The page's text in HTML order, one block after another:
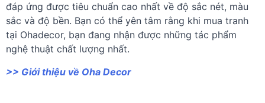
đáp ứng được tiêu chuẩn cao nhất về độ sắc nét, màu
sắc và độ bền. Bạn có thể yên tâm rằng khi mua tranh
tại Ohadecor, bạn đang nhận được những tác phẩm
nghệ thuật chất lượng nhất.
>> Giới thiệu về Oha Decor